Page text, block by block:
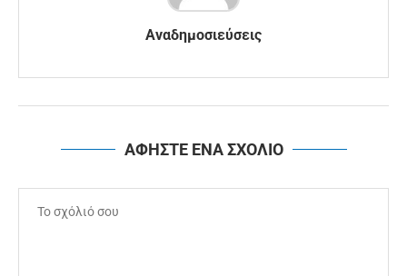
Αναδημοσιεύσεις
ΑΦΗΣΤΕ ΕΝΑ ΣΧΟΛΙΟ